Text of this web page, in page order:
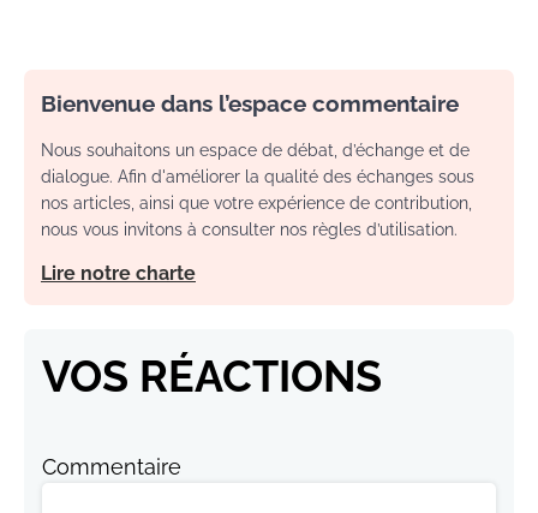
Bienvenue dans l’espace commentaire
Nous souhaitons un espace de débat, d’échange et de
dialogue. Afin d'améliorer la qualité des échanges sous
nos articles, ainsi que votre expérience de contribution,
nous vous invitons à consulter nos règles d’utilisation.
Lire notre charte
VOS RÉACTIONS
Commentaire